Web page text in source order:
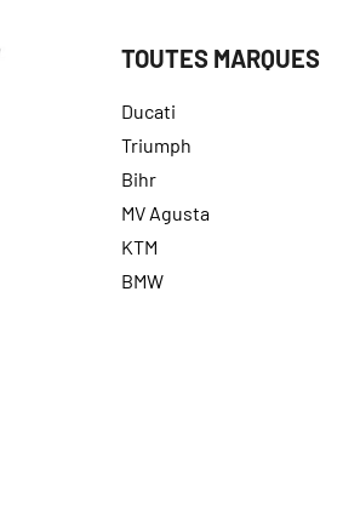
TOUTES MARQUES
Ducati
Triumph
Bihr
MV Agusta
KTM
BMW